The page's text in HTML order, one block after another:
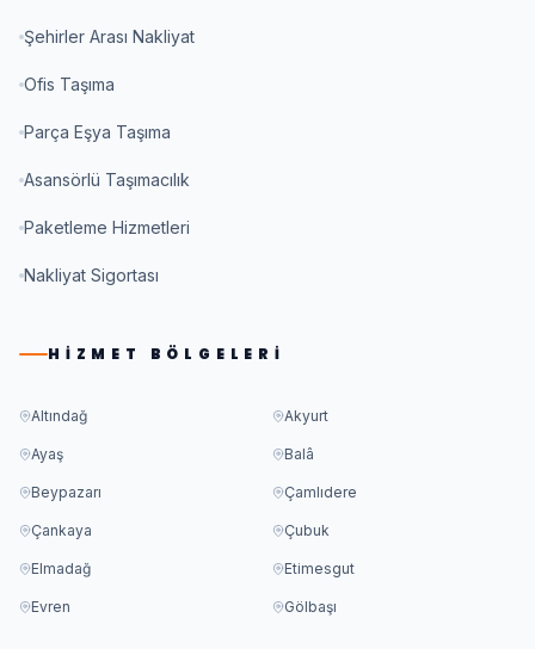
Şehirler Arası Nakliyat
Ofis Taşıma
Parça Eşya Taşıma
Asansörlü Taşımacılık
Paketleme Hizmetleri
Nakliyat Sigortası
HIZMET BÖLGELERI
Altındağ Akyurt
Ayaş Balâ
Beypazarı Çamlıdere
Çankaya Çubuk
Elmadağ Etimesgut
Evren Gölbaşı